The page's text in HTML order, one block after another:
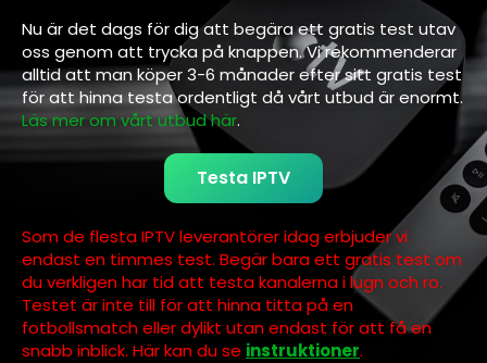
Nu är det dags för dig att begära ett gratis test utav
oss genom att trycka på knappen. Vi rekommenderar
alltid att man köper 3-6 månader efter sitt gratis test
för att hinna testa ordentligt då vårt utbud är enormt.
Läs mer om vårt utbud här.
Testa IPTV
Som de flesta IPTV leverantörer idag erbjuder vi
endast en timmes test. Begär bara ett gratis test om
du verkligen har tid att testa kanalerna i lugn och ro.
Testet är inte till för att hinna titta på en
fotbollsmatch eller dylikt utan endast för att få en
snabb inblick. Här kan du se instruktioner.